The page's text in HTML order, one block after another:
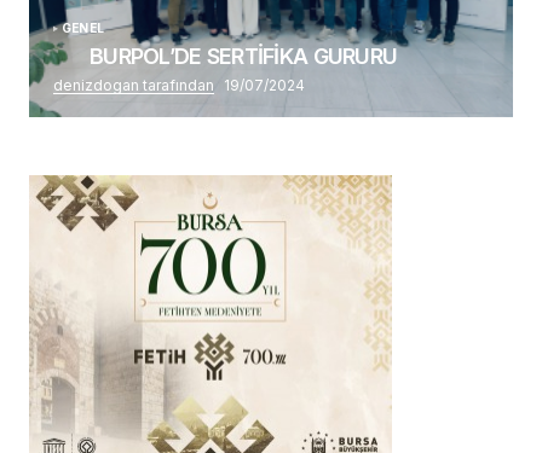
GENEL
BURPOL’DE SERTİFİKA GURURU
denizdogan tarafından 19/07/2024